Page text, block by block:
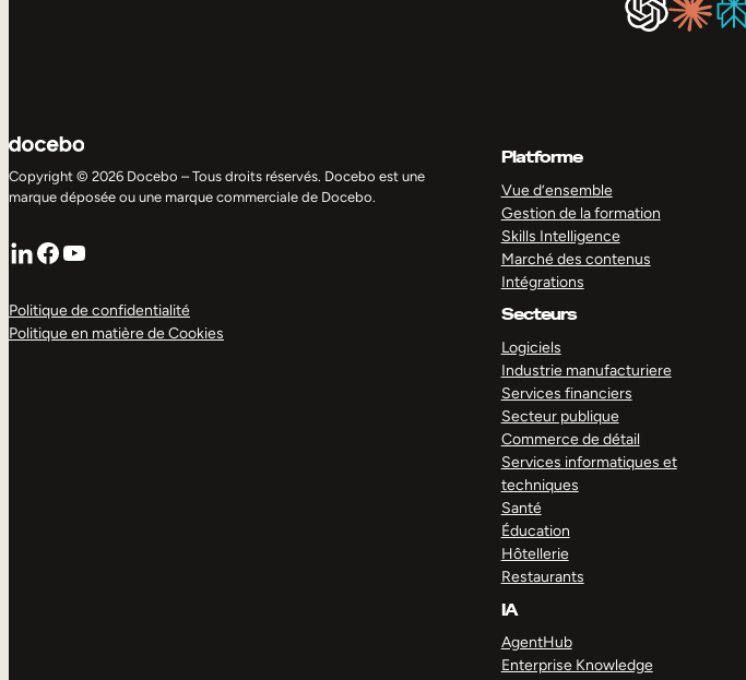
Copyright © 2026 Docebo – Tous droits réservés. Docebo est une
marque déposée ou une marque commerciale de Docebo.
LinkedIn
Facebook
YouTube
Politique de confidentialité
Politique en matière de Cookies
Platforme
Vue d’ensemble
Gestion de la formation
Skills Intelligence
Marché des contenus
Intégrations
Secteurs
Logiciels
Industrie manufacturiere
Services financiers
Secteur publique
Commerce de détail
Services informatiques et
techniques
Santé
Éducation
Hôtellerie
Restaurants
IA
AgentHub
Enterprise Knowledge